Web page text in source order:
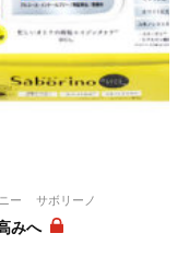
ー サボリーノ
みへ